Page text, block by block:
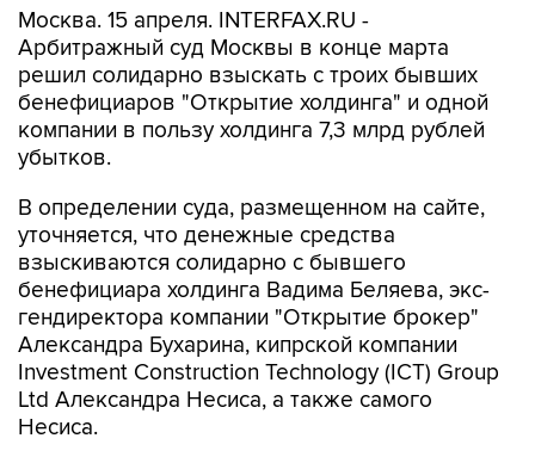
Москва. 15 апреля. INTERFAX.RU -
Арбитражный суд Москвы в конце марта
решил солидарно взыскать с троих бывших
бенефициаров "Открытие холдинга" и одной
компании в пользу холдинга 7,3 млрд рублей
убытков.
В определении суда, размещенном на сайте,
уточняется, что денежные средства
взыскиваются солидарно с бывшего
бенефициара холдинга Вадима Беляева, экс-
гендиректора компании "Открытие брокер"
Александра Бухарина, кипрской компании
Investment Construction Technology (ICT) Group
Ltd Александра Несиса, а также самого
Несиса.